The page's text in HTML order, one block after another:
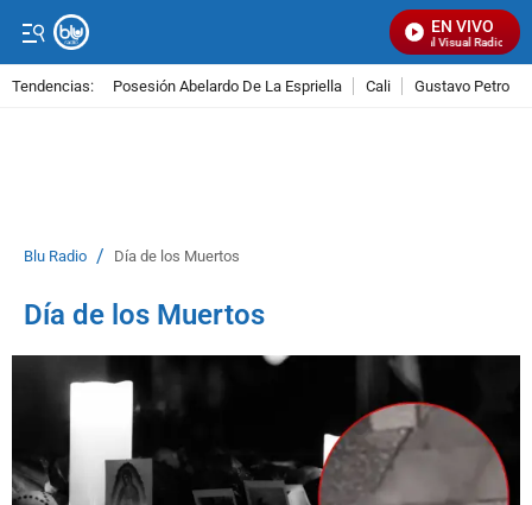
EN VIVO
Señal Visual Radio
Tendencias: Posesión Abelardo De La Espriella Cali Gustavo Petro
Blu Radio / Día de los Muertos
Día de los Muertos